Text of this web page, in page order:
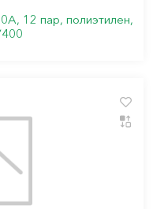
12 пар, полиэтилен,